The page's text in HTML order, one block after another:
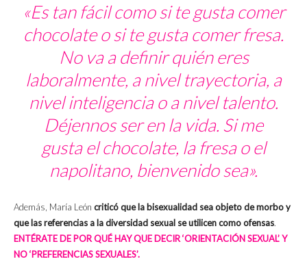
«Es tan fácil como si te gusta comer
chocolate o si te gusta comer fresa.
No va a definir quién eres
laboralmente, a nivel trayectoria, a
nivel inteligencia o a nivel talento.
Déjennos ser en la vida. Si me
gusta el chocolate, la fresa o el
napolitano, bienvenido sea».
Además, María León criticó que la bisexualidad sea objeto de morbo y
que las referencias a la diversidad sexual se utilicen como ofensas.
ENTÉRATE DE POR QUÉ HAY QUE DECIR ‘ORIENTACIÓN SEXUAL’ Y
NO ‘PREFERENCIAS SEXUALES’.